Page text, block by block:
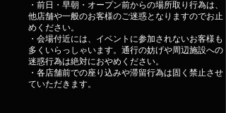
・前日・早朝・オープン前からの場所取り行為は、
他店舗や一般のお客様のご迷惑となりますのでお止
めください。
・会場付近には、イベントに参加されないお客様も
多くいらっしゃいます。通行の妨げや周辺施設への
迷惑行為は絶対におやめください。
・各店舗前での座り込みや滞留行為は固く禁止させ
ていただきます。